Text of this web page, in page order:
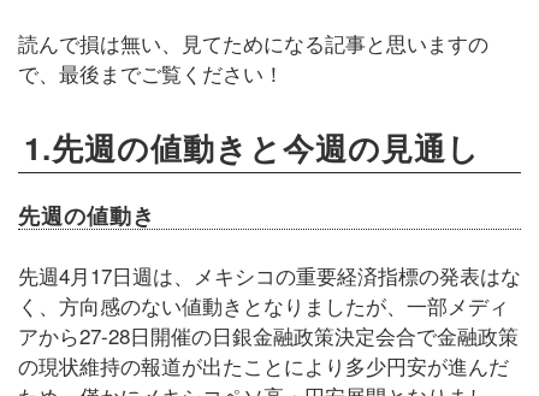
読んで損は無い、見てためになる記事と思いますの
で、最後までご覧ください！
1.先週の値動きと今週の見通し
先週の値動き
先週4月17日週は、メキシコの重要経済指標の発表はな
く、方向感のない値動きとなりましたが、一部メディ
アから27-28日開催の日銀金融政策決定会合で金融政策
の現状維持の報道が出たことにより多少円安が進んだ